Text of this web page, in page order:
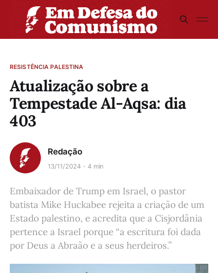
RESISTÊNCIA PALESTINA
Atualização sobre a
Tempestade Al-Aqsa: dia
403
Redação
13/11/2024 4 min
Embaixador de Trump em Israel, o pastor
batista Mike Huckabee rejeita a criação de um
Estado palestino, e acredita que a Cisjordânia
pertence a Israel porque “a escritura foi dada
por Deus a Abraão e a seus herdeiros.”